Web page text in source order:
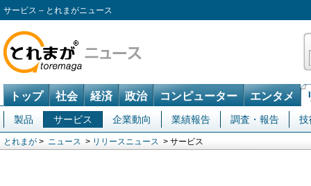
サービス – とれまがニュース
トップ 社会 経済 政治 コンピューター エンタメ
製品 サービス 企業動向 業績報告 調査・報告 技
とれまが > ニュース > リリースニュース > サービス